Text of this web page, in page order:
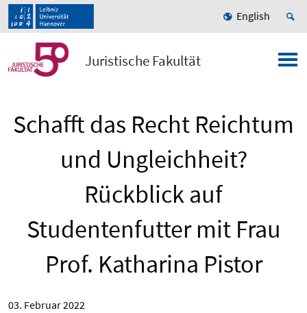
English
Juristische Fakultät
Schafft das Recht Reichtum
und Ungleichheit?
Rückblick auf
Studentenfutter mit Frau
Prof. Katharina Pistor
03. Februar 2022